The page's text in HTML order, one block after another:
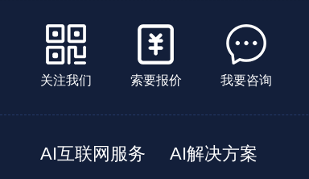
关注我们 索要报价 我要咨询
AI互联网服务 AI解决方案